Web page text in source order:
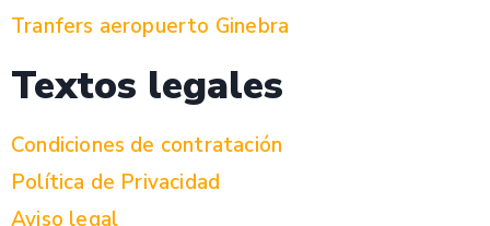
Tranfers aeropuerto Ginebra
Textos legales
Condiciones de contratación
Política de Privacidad
Aviso legal